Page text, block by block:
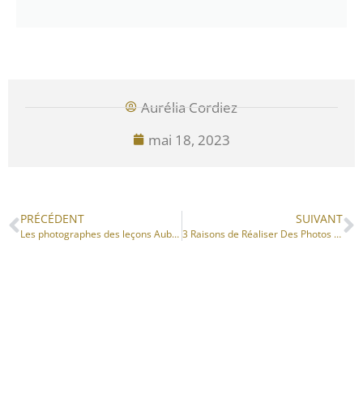
Aurélia Cordiez
mai 18, 2023
PRÉCÉDENT
Les photographes des leçons Aubade
SUIVANT
3 Raisons de Réaliser Des Photos De Grossesse en Clair-Obscur